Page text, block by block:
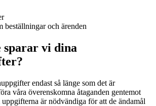
beställningar och ärenden
vi dina
endast så länge som det är
våra överenskomna åtaganden gentemot
är nödvändiga för att de ändamål